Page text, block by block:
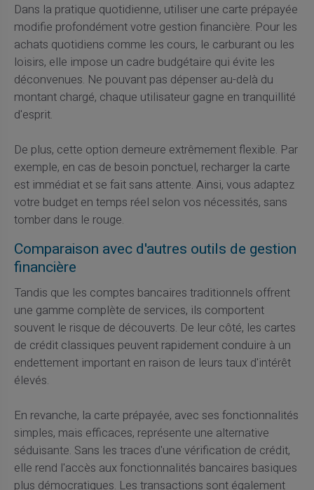
Dans la pratique quotidienne, utiliser une carte prépayée
modifie profondément votre gestion financière. Pour les
achats quotidiens comme les cours, le carburant ou les
loisirs, elle impose un cadre budgétaire qui évite les
déconvenues. Ne pouvant pas dépenser au-delà du
montant chargé, chaque utilisateur gagne en tranquillité
d'esprit.
De plus, cette option demeure extrêmement flexible. Par
exemple, en cas de besoin ponctuel, recharger la carte
est immédiat et se fait sans attente. Ainsi, vous adaptez
votre budget en temps réel selon vos nécessités, sans
tomber dans le rouge.
Comparaison avec d'autres outils de gestion
financière
Tandis que les comptes bancaires traditionnels offrent
une gamme complète de services, ils comportent
souvent le risque de découverts. De leur côté, les cartes
de crédit classiques peuvent rapidement conduire à un
endettement important en raison de leurs taux d'intérêt
élevés.
En revanche, la carte prépayée, avec ses fonctionnalités
simples, mais efficaces, représente une alternative
séduisante. Sans les traces d'une vérification de crédit,
elle rend l'accès aux fonctionnalités bancaires basiques
plus démocratiques. Les transactions sont également